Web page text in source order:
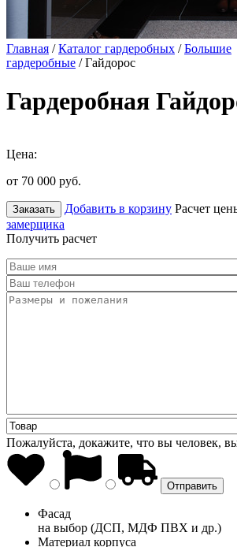
Главная /Каталог гардеробных /Большие
гардеробные / Гайдорос
Гардеробная
Цена:
от 70 000 руб.
Заказать Добавить в корзину Расчет
замерщика
Получить расчет
Пожалуйста, докажите, что вы человек,
Фасад
на выбор (ДСП, МДФ ПВХ и др.)
Материал корпуса